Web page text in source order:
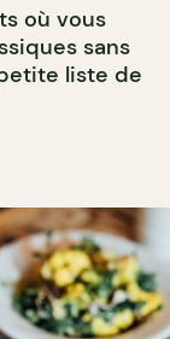
où vous
sans
liste de